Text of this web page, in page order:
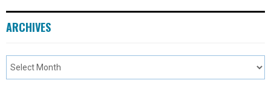
ARCHIVES